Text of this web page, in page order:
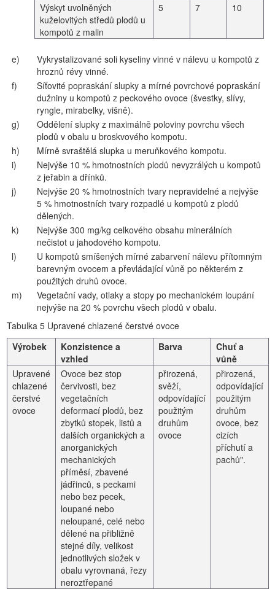
Výskyt uvolněných
kuželovitých středů plodů u
kompotů z malin
5 7 10
e)
Vykrystalizované soli kyseliny vinné v nálevu u kompotů z
hroznů révy vinné.
f)
Síťovité popraskání slupky a mírné povrchové popraskání
dužniny u kompotů z peckového ovoce (švestky, slívy,
ryngle, mirabelky, višně).
g)
Oddělení slupky z maximálně poloviny povrchu všech
plodů v obalu u broskvového kompotu.
h)
Mírně svraštělá slupka u meruňkového kompotu.
i)
Nejvýše 10 % hmotnostních plodů nevyzrálých u kompotů
z jeřabin a dřínků.
j)
Nejvýše 20 % hmotnostních tvary nepravidelné a nejvýše
5 % hmotnostních tvary rozpadlé u kompotů z plodů
dělených.
k)
Nejvýše 300 mg/kg celkového obsahu minerálních
nečistot u jahodového kompotu.
l)
U kompotů smíšených mírné zabarvení nálevu přítomným
barevným ovocem a převládající vůně po některém z
použitých druhů ovoce.
m)
Vegetační vady, otlaky a stopy po mechanickém loupání
nejvýše na 20 % povrchu všech plodů v obalu.
Tabulka 5 Upravené chlazené čerstvé ovoce
Výrobek
Konzistence a
vzhled
Barva
Chuť a
vůně
Upravené
chlazené
čerstvé
ovoce
Ovoce bez stop
červivosti, bez
vegetačních
deformací plodů, bez
zbytků stopek, listů a
dalších organických a
anorganických
mechanických
příměsí, zbavené
jádřinců, s peckami
nebo bez pecek,
loupané nebo
neloupané, celé nebo
dělené na přibližně
stejné díly, velikost
jednotlivých složek v
obalu vyrovnaná, řezy
neroztřepané
přirozená,
svěží,
odpovídající
použitým
druhům
ovoce
přirozená,
odpovídající
použitým
druhům
ovoce, bez
cizích
příchutí a
pachů".